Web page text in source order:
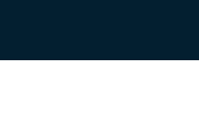
뉴스룸 문의처